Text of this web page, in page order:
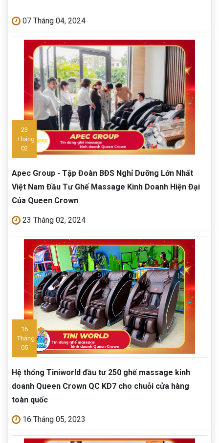
07 Tháng 04, 2024
23
Tháng
02
Apec Group - Tập Đoàn BĐS Nghỉ Dưỡng Lớn Nhất
Việt Nam Đầu Tư Ghế Massage Kinh Doanh Hiện Đại
Của Queen Crown
23 Tháng 02, 2024
16
Tháng
05
Hệ thống Tiniworld đầu tư 250 ghế massage kinh
doanh Queen Crown QC KD7 cho chuỗi cửa hàng
toàn quốc
16 Tháng 05, 2023